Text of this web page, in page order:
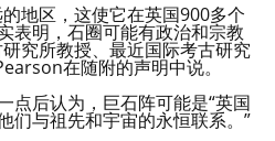
地区，这使它在英国900多个
表明，石圈可能有政治和宗教
究所教授、最近国际考古研究
在随附的声明中说。
点后认为，巨石阵可能是“英国
们与祖先和宇宙的永恒联系。”